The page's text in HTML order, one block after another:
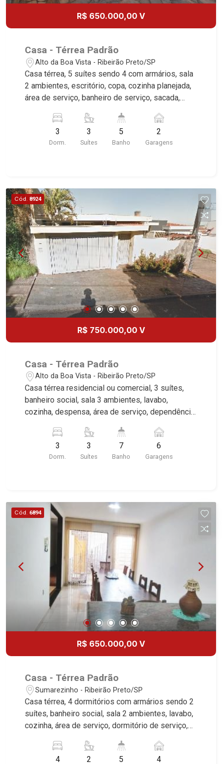
R$ 650.000,00 V
Casa - Térrea Padrão
Alto da Boa Vista - Ribeirão Preto/SP
Casa térrea, 5 suítes sendo 4 com armários, sala
2 ambientes, escritório, copa, cozinha planejada,
área de serviço, banheiro de serviço, sacada,
vagas, excelente localização, próximo a Avenida
Professor João Fiúsa.
3
Dorm.
3
Suítes
5
Banho
2
Garagens
Cód. 8924
R$ 750.000,00 V
Casa - Térrea Padrão
Alto da Boa Vista - Ribeirão Preto/SP
Casa térrea residencial ou comercial, 3 suítes,
banheiro social, sala 3 ambientes, lavabo,
cozinha, despensa, área de serviço, dependência
churrasqueira, vestiário e quintal, portão
eletrônico, 6 vagas, sendo 2 cobertas, excelente
localização, próximo a Avenida Independência.
3
Dorm.
3
Suítes
7
Banho
6
Garagens
Cód. 6894
R$ 650.000,00 V
Casa - Térrea Padrão
Sumarezinho - Ribeirão Preto/SP
Casa térrea, 4 dormitórios com armários sendo 2
suítes, banheiro social, sala 2 ambientes, lavabo,
cozinha, área de serviço, dormitório de serviço,
vestiário, corredor lateral, aquecedor solar, 4
vagas cobertas, próximo ao Colégio Amélia dos
4 2 5 4